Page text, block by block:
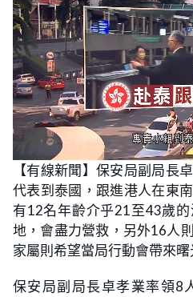
n
m
t
e
L
o
a
d
e
d
:
1
5
.
0
8
【有線新聞】保安局副局長
代表到泰國，跟進港人在東
有12名年齡介乎21至43歲
地，會盡力營救，另外16人
家屬則希望當局行動會帶來曙
保安局副局長卓孝業率領8